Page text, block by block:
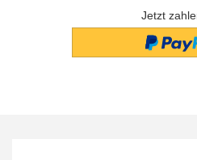
Jetzt